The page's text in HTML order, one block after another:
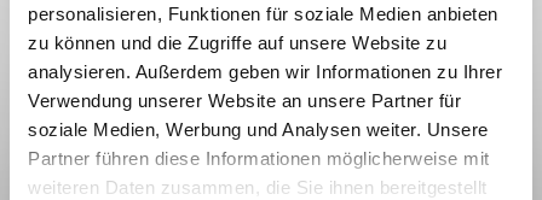
personalisieren, Funktionen für soziale Medien anbieten
zu können und die Zugriffe auf unsere Website zu
analysieren. Außerdem geben wir Informationen zu Ihrer
Verwendung unserer Website an unsere Partner für
soziale Medien, Werbung und Analysen weiter. Unsere
Partner führen diese Informationen möglicherweise mit
weiteren Daten zusammen, die Sie ihnen bereitgestellt
19.05.2026, 17:30 Uhr - Sitzung Bauausschuss
Stadthalle
02.06.2026, 17:00 Uhr - Sitzung Ältestenrat
Rathaus
18.06.2026, 18:00 Uhr - Sitzung Stadtrat
Stadthalle